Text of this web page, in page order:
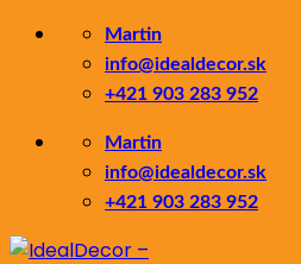
Skip
content
Martin
info@idealdecor.sk
+421 903 283 952
Martin
info@idealdecor.sk
+421 903 283 952